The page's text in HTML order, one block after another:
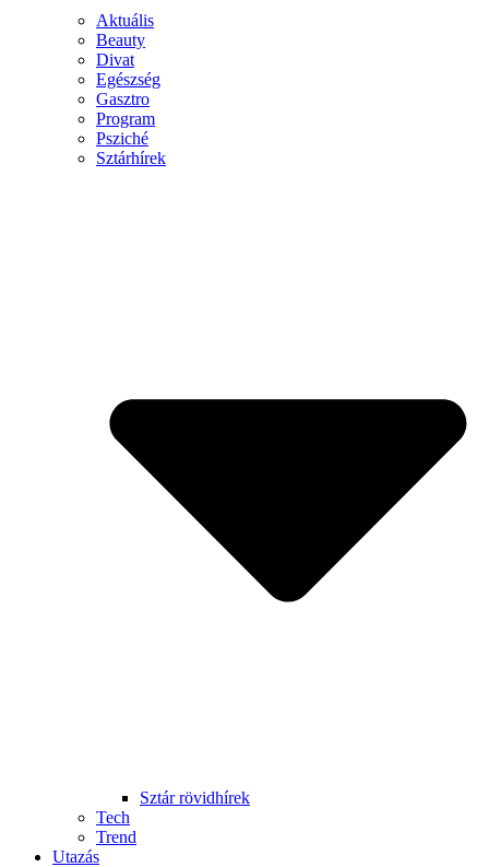
Aktuális
Beauty
Divat
Egészség
Gasztro
Program
Psziché
Sztárhírek
Sztár rövidhírek
Tech
Trend
Utazás